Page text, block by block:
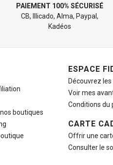
PAIEMENT 100% SÉCURISÉ
CB, Illicado, Alma, Paypal,
Kadéos
boutiques
ESPACE
Découvrez
Voir mes
Conditions du
CARTE
Offrir une
Consulter le